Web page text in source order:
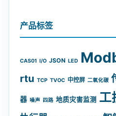
产品标签
CAS01 I/O JSON LED
rtu TCP TVOC 中控屏 二氧化碳
器 噪声 四路 地质灾害监测 工